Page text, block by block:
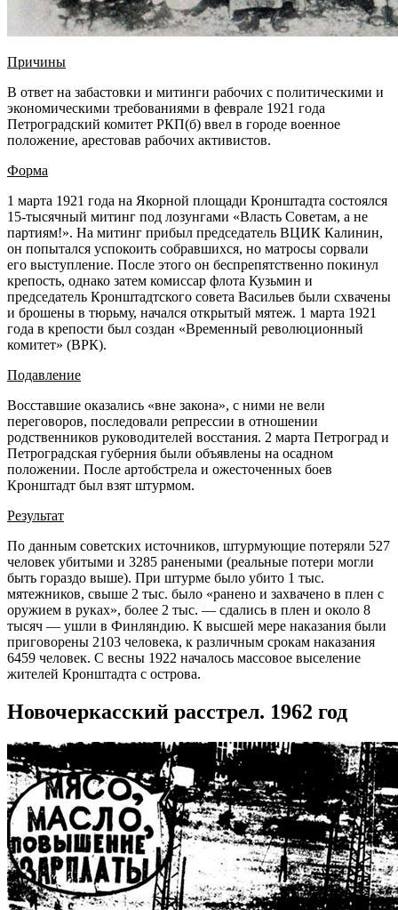
Причины
В ответ на забастовки и митинги рабочих с политическими и
экономическими требованиями в феврале 1921 года
Петроградский комитет РКП(б) ввел в городе военное
положение, арестовав рабочих активистов.
Форма
1 марта 1921 года на Якорной площади Кронштадта состоялся
15-тысячный митинг под лозунгами «Власть Советам, а не
партиям!». На митинг прибыл председатель ВЦИК Калинин,
он попытался успокоить собравшихся, но матросы сорвали
его выступление. После этого он беспрепятственно покинул
крепость, однако затем комиссар флота Кузьмин и
председатель Кронштадтского совета Васильев были схвачены
и брошены в тюрьму, начался открытый мятеж. 1 марта 1921
года в крепости был создан «Временный революционный
комитет» (ВРК).
Подавление
Восставшие оказались «вне закона», с ними не вели
переговоров, последовали репрессии в отношении
родственников руководителей восстания. 2 марта Петроград и
Петроградская губерния были объявлены на осадном
положении. После артобстрела и ожесточенных боев
Кронштадт был взят штурмом.
Результат
По данным советских источников, штурмующие потеряли 527
человек убитыми и 3285 ранеными (реальные потери могли
быть гораздо выше). При штурме было убито 1 тыс.
мятежников, свыше 2 тыс. было «ранено и захвачено в плен с
оружием в руках», более 2 тыс. — сдались в плен и около 8
тысяч — ушли в Финляндию. К высшей мере наказания были
приговорены 2103 человека, к различным срокам наказания
6459 человек. С весны 1922 началось массовое выселение
жителей Кронштадта с острова.
Новочеркасский расстрел. 1962 год